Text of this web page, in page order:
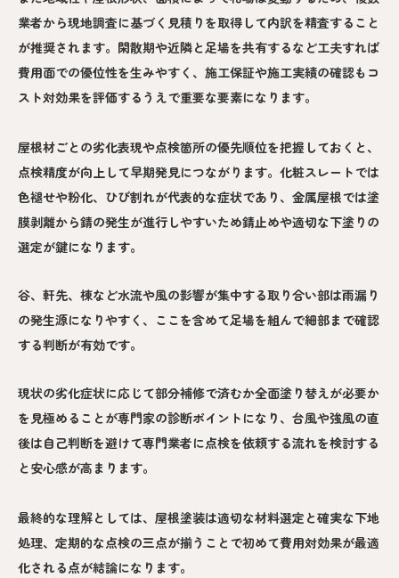
業者から現地調査に基づく見積りを取得して内訳を精査すること
が推奨されます。閑散期や近隣と足場を共有するなど工夫すれば
費用面での優位性を生みやすく、施工保証や施工実績の確認もコ
スト対効果を評価するうえで重要な要素になります。
屋根材ごとの劣化表現や点検箇所の優先順位を把握しておくと、
点検精度が向上して早期発見につながります。化粧スレートでは
色褪せや粉化、ひび割れが代表的な症状であり、金属屋根では塗
膜剥離から錆の発生が進行しやすいため錆止めや適切な下塗りの
選定が鍵になります。
谷、軒先、棟など水流や風の影響が集中する取り合い部は雨漏り
の発生源になりやすく、ここを含めて足場を組んで細部まで確認
する判断が有効です。
現状の劣化症状に応じて部分補修で済むか全面塗り替えが必要か
を見極めることが専門家の診断ポイントになり、台風や強風の直
後は自己判断を避けて専門業者に点検を依頼する流れを検討する
と安心感が高まります。
最終的な理解としては、屋根塗装は適切な材料選定と確実な下地
処理、定期的な点検の三点が揃うことで初めて費用対効果が最適
化される点が結論になります。